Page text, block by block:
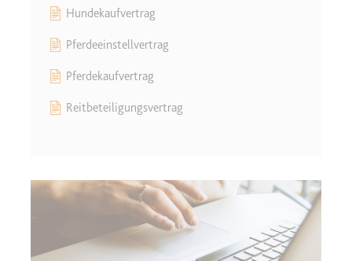
Hundekaufvertrag
Pferdeeinstellvertrag
Pferdekaufvertrag
Reitbeteiligungsvertrag